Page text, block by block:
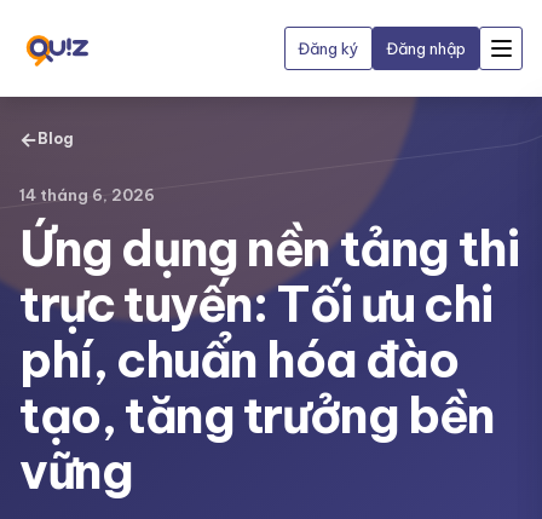
Đăng ký Đăng nhập
← Blog
14 tháng 6, 2026
Ứng dụng nền tảng thi
trực tuyến: Tối ưu chi
phí, chuẩn hóa đào
tạo, tăng trưởng bền
vững